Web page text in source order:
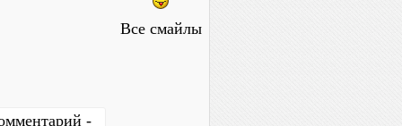
Все смайлы